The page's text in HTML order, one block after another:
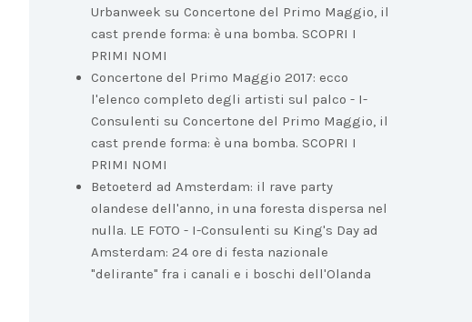
Urbanweek su Concertone del Primo Maggio, il
cast prende forma: è una bomba. SCOPRI I
PRIMI NOMI
Concertone del Primo Maggio 2017: ecco
l'elenco completo degli artisti sul palco - I-
Consulenti su Concertone del Primo Maggio, il
cast prende forma: è una bomba. SCOPRI I
PRIMI NOMI
Betoeterd ad Amsterdam: il rave party
olandese dell'anno, in una foresta dispersa nel
nulla. LE FOTO - I-Consulenti su King's Day ad
Amsterdam: 24 ore di festa nazionale
"delirante" fra i canali e i boschi dell'Olanda